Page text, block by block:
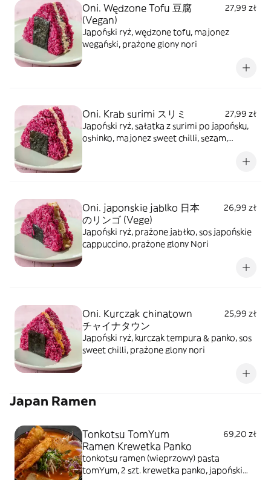
Oni. Wędzone Tofu 豆腐
(Vegan)
27,99 zł
Japoński ryż, wędzone tofu, majonez
wegański, prażone glony nori
Oni. Krab surimi スリミ
27,99 zł
Japoński ryż, sałatka z surimi po japońsku,
oshinko, majonez sweet chilli, sezam,
Oni. japonskie jablko 日本
のリンゴ (Vege)
26,99 zł
Japoński ryż, prażone jabłko, sos japońskie
cappuccino, prażone glony Nori
Oni. Kurczak chinatown
チャイナタウン
25,99 zł
Japoński ryż, kurczak tempura & panko, sos
sweet chilli, prażone glony nori
Japan Ramen
Tonkotsu TomYum
Ramen Krewetka Panko
69,20 zł
tonkotsu ramen (wieprzowy) pasta
tomYum, 2 szt. krewetka panko, japoński